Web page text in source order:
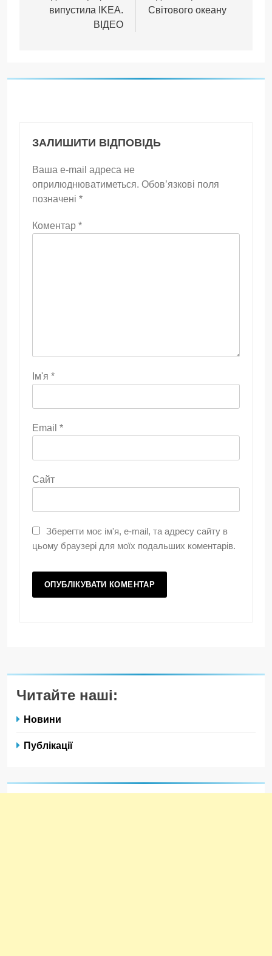
випустила IKEA.
ВІДЕО
Світового океану
ЗАЛИШИТИ ВІДПОВІДЬ
Ваша e-mail адреса не
оприлюднюватиметься. Обов’язкові поля
позначені *
Коментар *
Ім'я *
Email *
Сайт
Зберегти моє ім'я, e-mail, та адресу сайту в
цьому браузері для моїх подальших коментарів.
Читайте наші:
Новини
Публікації